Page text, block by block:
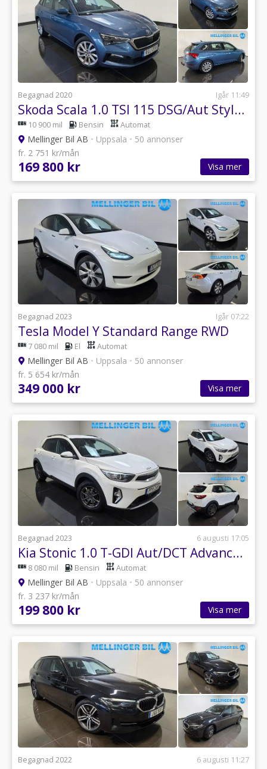
Begagnad 2020 Igår 11:49
Skoda Scala 1.0 TSI 115 DSG/Aut Style Drag Backkamera
10 900 mil Bensin Automat
Mellinger Bil AB • Uppsala • 50 annonser
fr. 2 751 kr/mån
169 800 kr Visa mer
Begagnad 2023 Igår 07:22
Tesla Model Y Standard Range RWD
7 080 mil El Automat
Mellinger Bil AB • Uppsala • 50 annonser
fr. 5 654 kr/mån
349 000 kr Visa mer
Begagnad 2023 6 augusti 17:05
Kia Stonic 1.0 T-GDI Aut/DCT Advance Navi|Backkamera
8 080 mil Bensin Automat
Mellinger Bil AB • Uppsala • 50 annonser
fr. 3 237 kr/mån
199 800 kr Visa mer
Begagnad 2022 6 augusti 11:27